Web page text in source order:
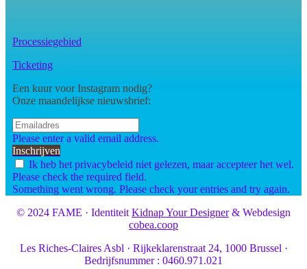
Processiegebied
Ticketing
Een kuur voor Instagram nodig?
Onze maandelijkse nieuwsbrief:
Please enter a valid email address.
Inschrijven
Ik heb het privacybeleid niet gelezen, maar accepteer het wel.
Please check the required field.
Something went wrong. Please check your entries and try again.
© 2024 FAME · Identiteit Kidnap Your Designer& Webdesign
cobea.coop
Les Riches-Claires Asbl · Rijkeklarenstraat 24, 1000 Brussel ·
Bedrijfsnummer : 0460.971.021